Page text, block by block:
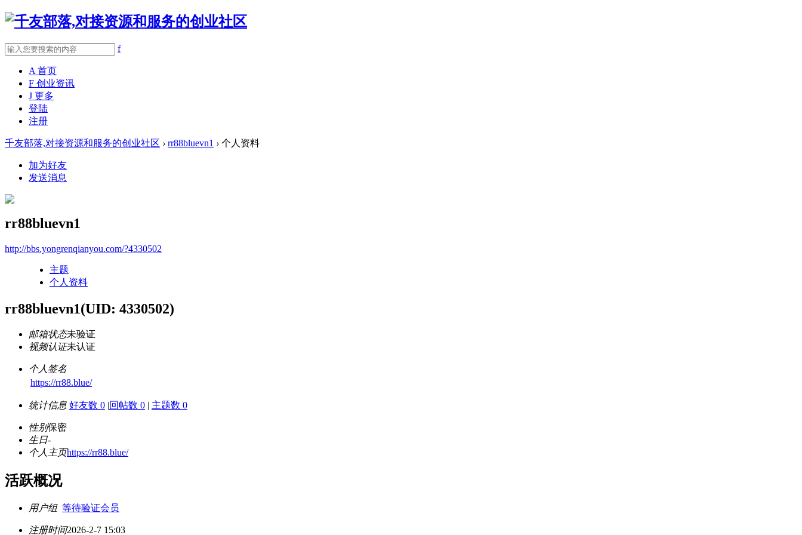
f
A 首页
F 创业资讯
J 更多
登陆
注册
千友部落,对接资源和服务的创业社区 › rr88bluevn1 › 个人资料
加为好友
发送消息
rr88bluevn1
http://bbs.yongrenqianyou.com/?4330502
主题
个人资料
rr88bluevn1(UID: 4330502)
邮箱状态未验证
视频认证未认证
个人签名
https://rr88.blue/
统计信息 好友数 0 |回帖数 0 | 主题数 0
性别保密
生日-
个人主页https://rr88.blue/
活跃概况
用户组 等待验证会员
注册时间2026-2-7 15:03